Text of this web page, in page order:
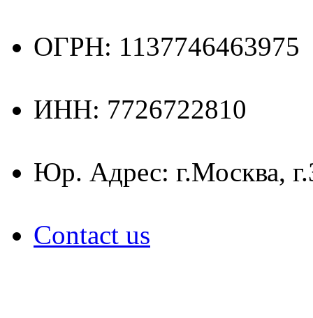
ОГРН: 1137746463975
ИНН: 7726722810
Юр. Адрес: г.Москва,
Contact us